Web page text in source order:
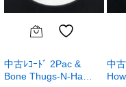
中古ﾚｺｰﾄﾞ 2Pac &
Bone Thugs-N-Ha…
中